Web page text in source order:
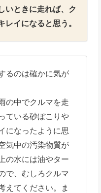
いときに走れば、ク
レイになると思う。
るのは確かに気が
の中でクルマを走
ている砂ぼこりや
になったように思
気中の汚染物質が
の水には油やター
で、むしろクルマ
えてください。ま